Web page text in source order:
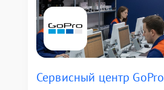
Сервисный центр GoPro